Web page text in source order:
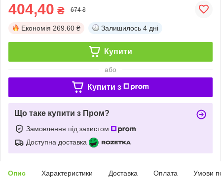
404,40 ₴ 674 ₴
Економія 269.60 ₴ Залишилось 4 дні
Купити
або
Купити з
Що таке купити з Пром?
Замовлення під захистом
Доступна доставка
Опис Характеристики Доставка Оплата Умови